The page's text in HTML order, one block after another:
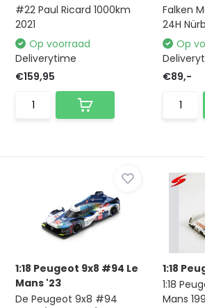
#22 Paul Ricard 1000km
2021
Op voorraad
Deliverytime
€159,95
Falken
24H
Op
€89,-
1:18 Peugeot 9x8 #94 Le
Mans '23
De Peugeot 9x8 #94
1:18
1:18
Mans